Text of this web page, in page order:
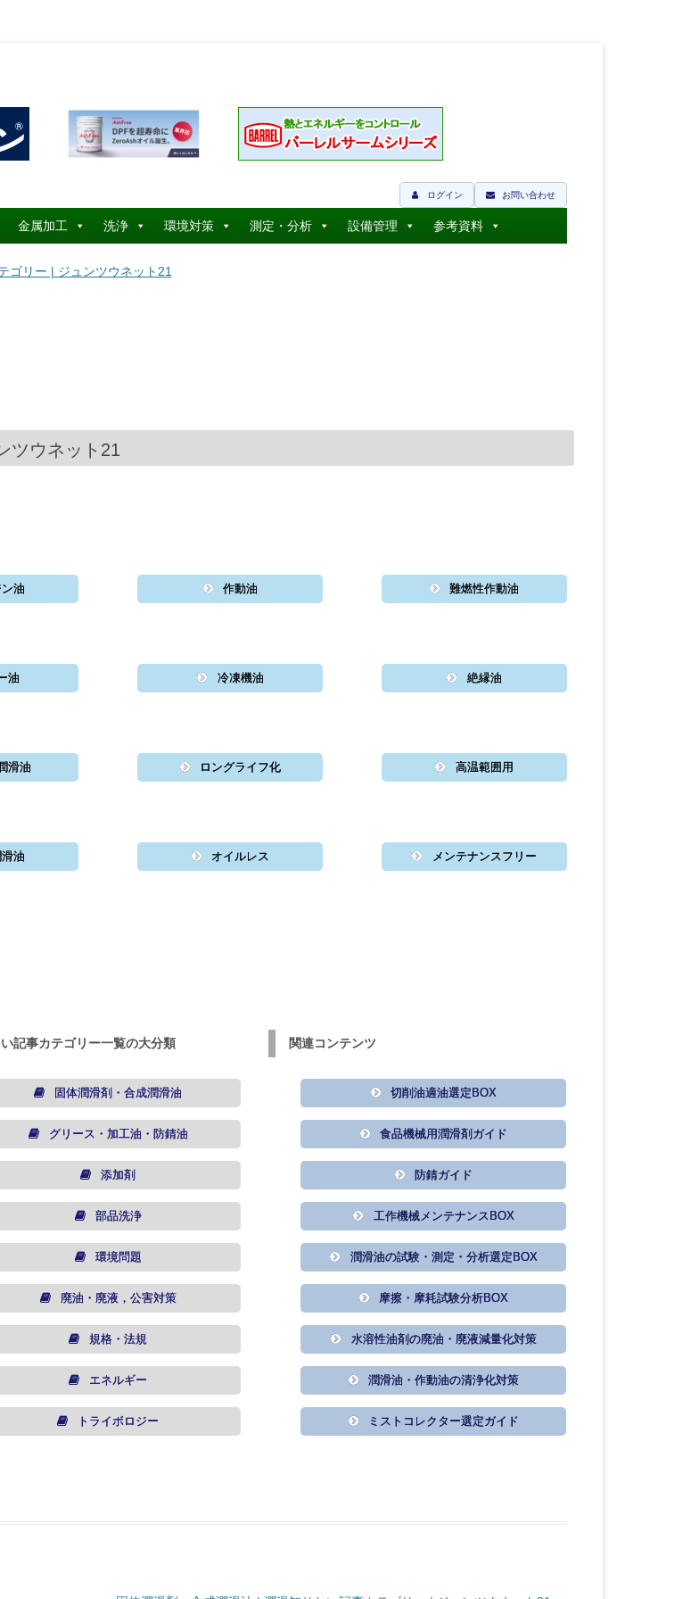
お問い合わせ
ログイン
コ
ン
テ
ン
へ
金属加工 洗浄 環境対策 測定・分析 設備管理 参考資料
ゴリー | ジュンツウネット21
ツウネット21
油 作動油 難燃性作動油
油 冷凍機油 絶縁油
滑油 ロングライフ化 高温範囲用
油 オイルレス メンテナンスフリー
記事カテゴリー一覧の大分類
固体潤滑剤・合成潤滑油
グリース・加工油・防錆油
添加剤
部品洗浄
環境問題
廃油・廃液，公害対策
規格・法規
エネルギー
トライボロジー
関連コンテンツ
切削油適油選定BOX
食品機械用潤滑剤ガイド
防錆ガイド
工作機械メンテナンスBOX
潤滑油の試験・測定・分析選定BOX
摩擦・摩耗試験分析BOX
水溶性油剤の廃油・廃液減量化対策
潤滑油・作動油の清浄化対策
ミストコレクター選定ガイド